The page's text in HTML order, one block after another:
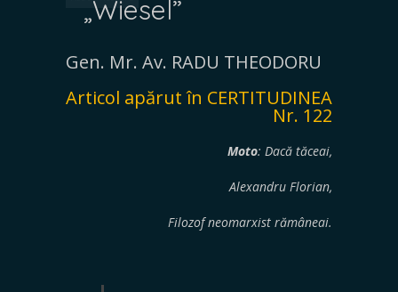
„Wiesel”
Gen. Mr. Av. RADU THEODORU
Articol apărut în CERTITUDINEA
Nr. 122
Moto: Dacă tăceai,
Alexandru Florian,
Filozof neomarxist rămâneai.